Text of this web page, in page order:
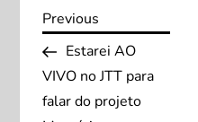
N
a
v
Previous
Post
Previous
Estarei AO
VIVO no JTT para
falar do projeto